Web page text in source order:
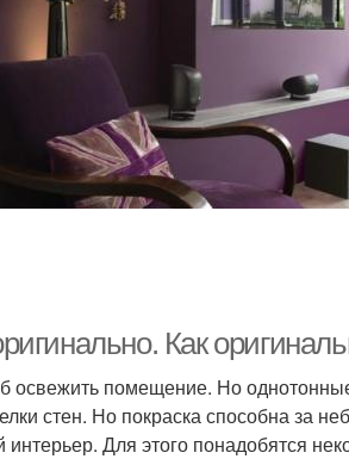
Как
освежить помещение. Но
стен. Но покраска способна за
Для этого понадобятся